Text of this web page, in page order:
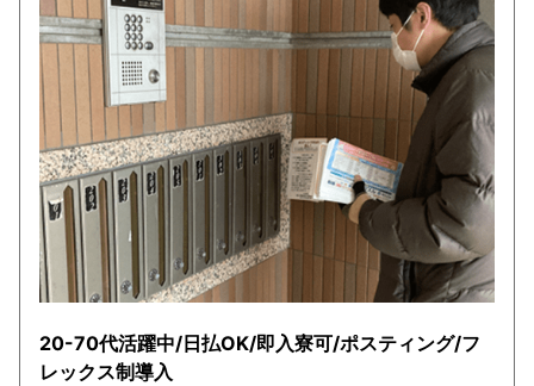
20-70代活躍中/日払OK/即入寮可/ポスティング/フ
レックス制導入